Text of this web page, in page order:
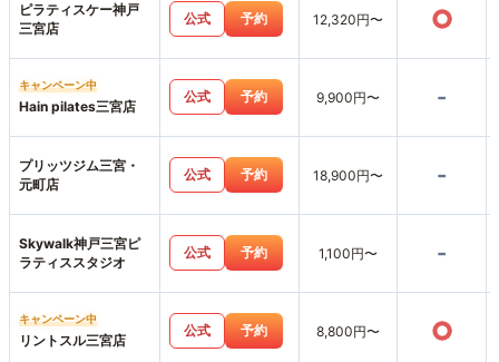
ピラティスケー神戸
三宮店
公式 予約 12,320円〜 ○
キャンペーン中
Hain pilates三宮店
公式 予約 9,900円〜 -
プリッツジム三宮・
元町店
公式 予約 18,900円〜 -
Skywalk神戸三宮ピ
ラティススタジオ
公式 予約 1,100円〜 -
キャンペーン中
リントスル三宮店
公式 予約 8,800円〜 ○